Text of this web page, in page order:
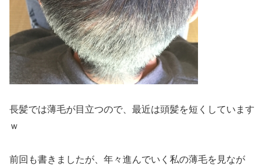
長髪では薄毛が目立つので、最近は頭髪を短くしています
ｗ
前回も書きましたが、年々進んでいく私の薄毛を見なが